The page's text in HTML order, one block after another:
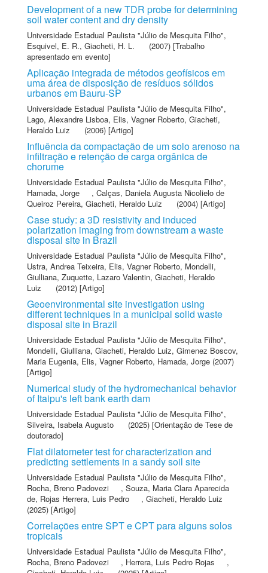
Development of a new TDR probe for determining
soil water content and dry density
Universidade Estadual Paulista "Júlio de Mesquita Filho",
Esquivel, E. R., Giacheti, H. L.
(2007) [Trabalho
apresentado em evento]
Aplicação integrada de métodos geofísicos em
uma área de disposição de resíduos sólidos
urbanos em Bauru-SP
Universidade Estadual Paulista "Júlio de Mesquita Filho",
Lago, Alexandre Lisboa, Elis, Vagner Roberto, Giacheti,
Heraldo Luiz
(2006) [Artigo]
Influência da compactação de um solo arenoso na
infiltração e retenção de carga orgânica de
chorume
Universidade Estadual Paulista "Júlio de Mesquita Filho",
Hamada, Jorge
, Calças, Daniela Augusta Nicolielo de
Queiroz Pereira, Giacheti, Heraldo Luiz (2004) [Artigo]
Case study: a 3D resistivity and induced
polarization imaging from downstream a waste
disposal site in Brazil
Universidade Estadual Paulista "Júlio de Mesquita Filho",
Ustra, Andrea Teixeira, Elis, Vagner Roberto, Mondelli,
Giulliana, Zuquette, Lazaro Valentin, Giacheti, Heraldo
Luiz
(2012) [Artigo]
Geoenvironmental site investigation using
different techniques in a municipal solid waste
disposal site in Brazil
Universidade Estadual Paulista "Júlio de Mesquita Filho",
Mondelli, Giulliana, Giacheti, Heraldo Luiz, Gimenez Boscov,
Maria Eugenia, Elis, Vagner Roberto, Hamada, Jorge (2007)
[Artigo]
Numerical study of the hydromechanical behavior
of Itaipu's left bank earth dam
Universidade Estadual Paulista "Júlio de Mesquita Filho",
Silveira, Isabela Augusto
(2025) [Orientação de Tese de
doutorado]
Flat dilatometer test for characterization and
predicting settlements in a sandy soil site
Universidade Estadual Paulista "Júlio de Mesquita Filho",
Rocha, Breno Padovezi
, Souza, Maria Clara Aparecida
de, Rojas Herrera, Luis Pedro , Giacheti, Heraldo Luiz
(2025) [Artigo]
Correlações entre SPT e CPT para alguns solos
tropicais
Universidade Estadual Paulista "Júlio de Mesquita Filho",
Rocha, Breno Padovezi
, Herrera, Luis Pedro Rojas
,